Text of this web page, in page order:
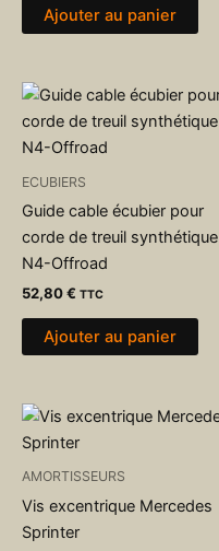
Ajouter au panier
ECUBIERS
Guide cable écubier pour
corde de treuil synthétique
N4-Offroad
52,80€ TTC
Ajouter au panier
AMORTISSEURS
Vis excentrique Mercedes
Sprinter